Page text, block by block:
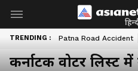
TRENDING : Patna Road Accident
कर्नाटक वोटर लिस्ट